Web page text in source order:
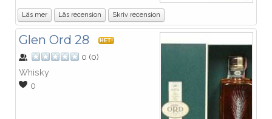
Läs mer Läs recension Skriv recension
Glen Ord 28 HET!
0 (0)
Whisky
0